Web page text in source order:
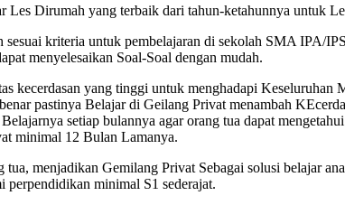
Dirumah yang terbaik dari tahun-ketahunnya untuk
kriteria untuk pembelajaran di sekolah SMA IPA/
menyelesaikan Soal-Soal dengan mudah.
kecerdasan yang tinggi untuk menghadapi
pastinya Belajar di Geilang Privat menambah
setiap bulannya agar orang tua dapat
minimal 12 Bulan Lamanya.
menjadikan Gemilang Privat Sebagai solusi belajar
perpendidikan minimal S1 sederajat.